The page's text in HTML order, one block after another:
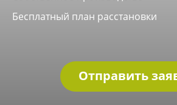
Бесплатный план расстановки
Отправить